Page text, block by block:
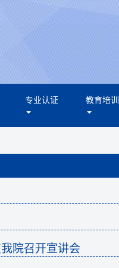
专业认证 教育培训
院召开宣讲会